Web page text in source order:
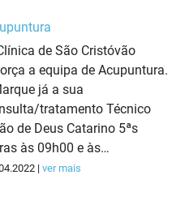
de São Cristóvão
a equipa de Acupuntura.
já a sua
tratamento Técnico
de Deus Catarino 5ªs
às 09h00 e às…
| ver mais